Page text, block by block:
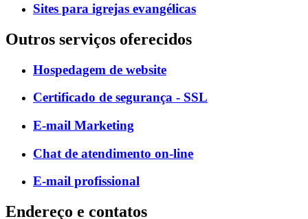
Sites para igrejas evangélicas
Outros serviços oferecidos
Hospedagem de website
Certificado de segurança - SSL
E-mail Marketing
Chat de atendimento on-line
E-mail profissional
Endereço e contatos